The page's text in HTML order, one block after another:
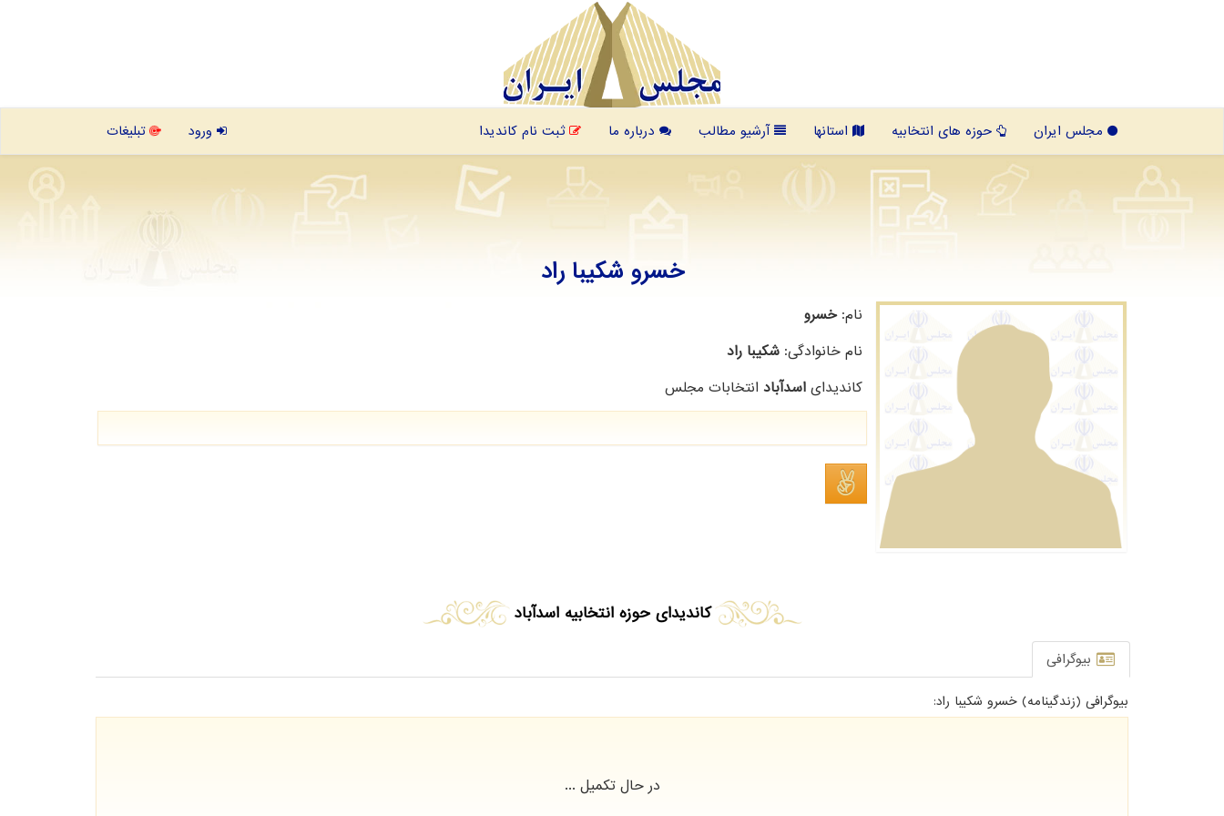
مجلس ایران حوزه های انتخابیه استانها آرشیو مطالب درباره ما ثبت نام کاندیدا ورود تبلیغات
خسرو شکیبا راد
نام:خسرو
نام خانوادگی: شکیبا راد
کاندیدای اسدآباد انتخابات مجلس
کاندیدای حوزه انتخابیه اسدآباد
بیوگرافی
بیوگرافی (زندگینامه) خسرو شکیبا راد:
در حال تکمیل ...